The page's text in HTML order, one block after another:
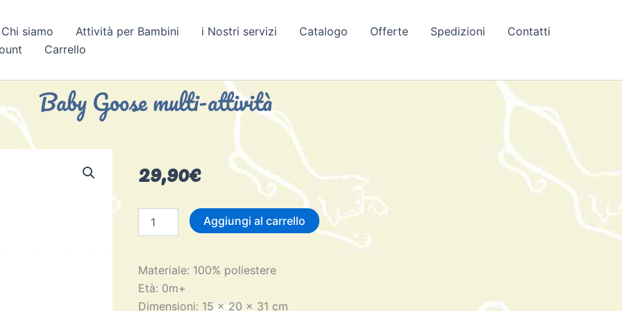
Chi siamo Attività per Bambini i Nostri servizi Catalogo Offerte Spedizioni
Contatti
Carrello
Baby Goose multi-attività
29,90€
Goose
quantità
Aggiungi al carrello
Materiale: 100% poliestere
Età: 0m+
Dimensioni: 15 x 20 x 31 cm